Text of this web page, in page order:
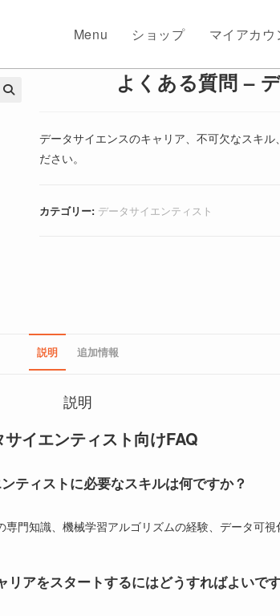
Menu ショップ マイアカウ
よくある質問 –
データサイエンスのキャリア、不可欠なスキ
ださい。
カテゴリー: データサイエンティスト
説明 追加情報
説明
サイエンティスト向けFAQ
ティストに必要なスキルは何ですか？
門知識、機械学習アルゴリズムの経験、データ可
リアをスタートするにはどうすればよいで